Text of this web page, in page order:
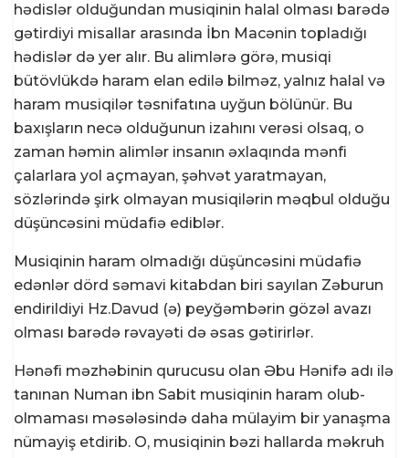
hədislər olduğundan musiqinin halal olması barədə
gətirdiyi misallar arasında İbn Macənin topladığı
hədislər də yer alır. Bu alimlərə görə, musiqi
bütövlükdə haram elan edilə bilməz, yalnız halal və
haram musiqilər təsnifatına uyğun bölünür. Bu
baxışların necə olduğunun izahını verəsi olsaq, o
zaman həmin alimlər insanın əxlaqında mənfi
çalarlara yol açmayan, şəhvət yaratmayan,
sözlərində şirk olmayan musiqilərin məqbul olduğu
düşüncəsini müdafiə ediblər.
Musiqinin haram olmadığı düşüncəsini müdafiə
edənlər dörd səmavi kitabdan biri sayılan Zəburun
endirildiyi Hz.Davud (ə) peyğəmbərin gözəl avazı
olması barədə rəvayəti də əsas gətirirlər.
Hənəfi məzhəbinin qurucusu olan Əbu Hənifə adı ilə
tanınan Numan ibn Sabit musiqinin haram olub-
olmaması məsələsində daha mülayim bir yanaşma
nümayiş etdirib. O, musiqinin bəzi hallarda məkruh